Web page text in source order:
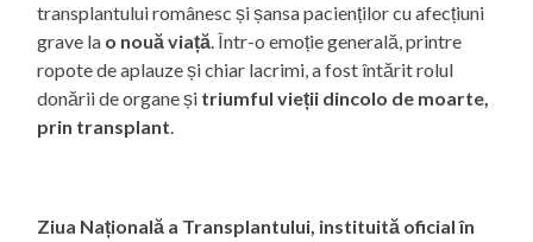
transplantului românesc și șansa pacienților cu afecțiuni
grave la o nouă viață. Într-o emoție generală, printre
ropote de aplauze și chiar lacrimi, a fost întărit rolul
donării de organe și triumful vieții dincolo de moarte,
prin transplant.
Ziua Națională a Transplantului, instituită oficial în